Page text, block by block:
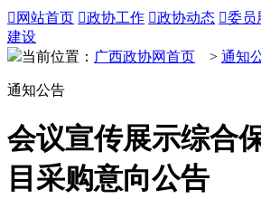
 网站首页 政协工作 政协动态 委员
建设
当前位置： 广西政协网首页 > 通知
通知公告
会议宣传展示综合
目采购意向公告